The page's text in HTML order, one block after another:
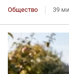
Общество 39